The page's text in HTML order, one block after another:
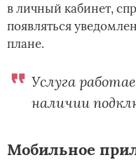
в личный кабинет,
появляться
плане.
Услуга
наличии
Мобильное